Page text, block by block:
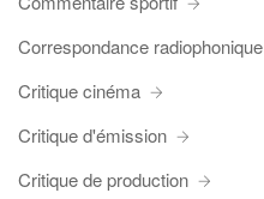
Correspondance radiophonique
Critique cinéma
Critique d'émission
Critique de production